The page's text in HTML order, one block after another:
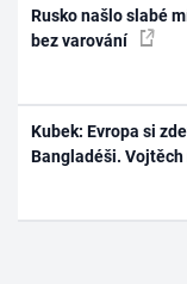
Rusko našlo slabé
bez varování
Kubek: Evropa si
Bangladéši.